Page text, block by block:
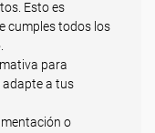
Esto es
cumples todos los
para
adapte a tus
o